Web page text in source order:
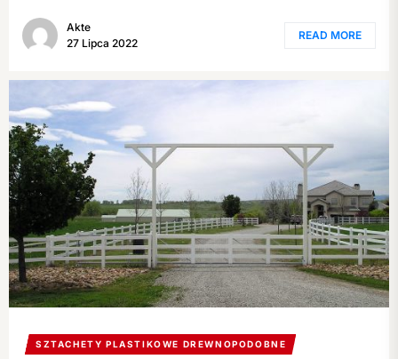
Akte
27 Lipca 2022
READ MORE
SZTACHETY PLASTIKOWE DREWNOPODOBNE